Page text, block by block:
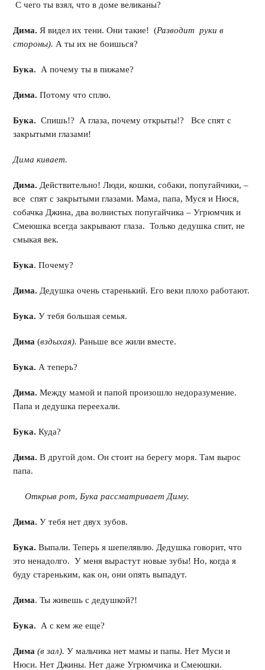
С чего ты взял, что в доме великаны?
Дима. Я видел их тени. Они такие! (Разводит руки в
стороны). А ты их не боишься?
Бука. А почему ты в пижаме?
Дима. Потому что сплю.
Бука. Спишь!? А глаза, почему открыты!? Все спят с
закрытыми глазами!
Дима кивает.
Дима. Действительно! Люди, кошки, собаки, попугайчики, –
все спят с закрытыми глазами. Мама, папа, Муся и Нюся,
собачка Джина, два волнистых попугайчика – Угрюмчик и
Смеюшка всегда закрывают глаза. Только дедушка спит, не
смыкая век.
Бука. Почему?
Дима. Дедушка очень старенький. Его веки плохо работают.
Бука. У тебя большая семья.
Дима (вздыхая). Раньше все жили вместе.
Бука. А теперь?
Дима. Между мамой и папой произошло недоразумение.
Папа и дедушка переехали.
Бука. Куда?
Дима. В другой дом. Он стоит на берегу моря. Там вырос
папа.
Открыв рот, Бука рассматривает Диму.
Дима. У тебя нет двух зубов.
Бука. Выпали. Теперь я шепелявлю. Дедушка говорит, что
это ненадолго. У меня вырастут новые зубы! Но, когда я
буду стареньким, как он, они опять выпадут.
Дима. Ты живешь с дедушкой?!
Бука. А с кем же еще?
Дима (в зал). У мальчика нет мамы и папы. Нет Муси и
Нюси. Нет Джины. Нет даже Угрюмчика и Смеюшки.